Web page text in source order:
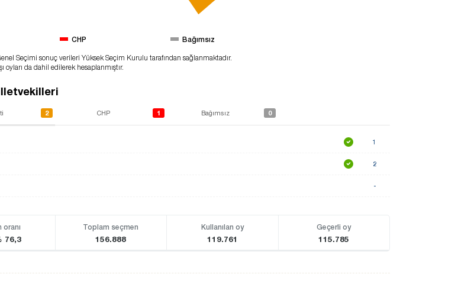
CHP Bağımsız
Seçimi sonuç verileri Yüksek Seçim Kurulu tarafından sağlanmaktadır.
oyları da dahil edilerek hesaplanmıştır.
2 CHP 1 Bağımsız 0
1
2
-
oranı
76,3
Toplam seçmen
156.888
Kullanılan oy
119.761
Geçerli oy
115.785